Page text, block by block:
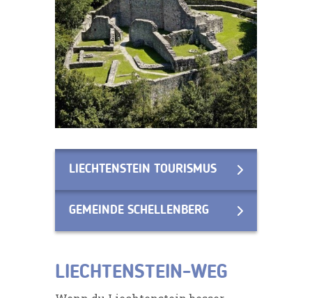
LIECHTENSTEIN TOURISMUS
GEMEINDE SCHELLENBERG
LIECHTENSTEIN-WEG